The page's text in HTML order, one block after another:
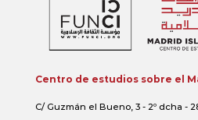
Centro de estudios sobre el
C/ Guzmán el Bueno, 3 - 2º dcha -